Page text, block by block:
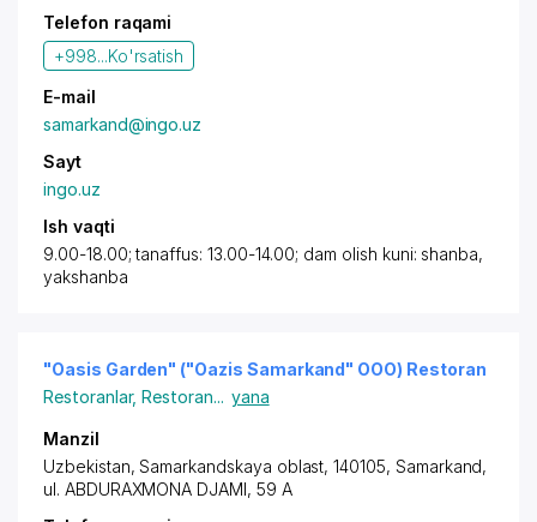
Telefon raqami
+998...Ko'rsatish
E-mail
samarkand@ingo.uz
Sayt
ingo.uz
Ish vaqti
9.00-18.00; tanaffus: 13.00-14.00; dam olish kuni: shanba,
yakshanba
"Oasis Garden" ("Oazis Samarkand" OOO) Restoran
Restoranlar,Restoran... yana
Manzil
Uzbekistan,Samarkandskaya oblast, 140105, Samarkand,
ul. ABDURAXMONA DJAMI, 59 A